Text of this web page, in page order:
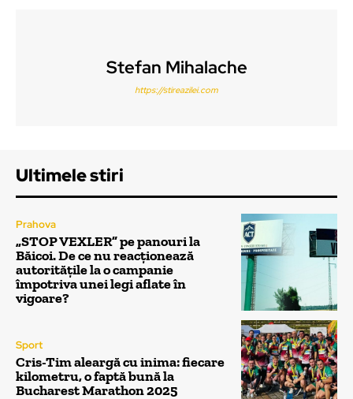
Stefan Mihalache
https://stireazilei.com
Ultimele stiri
Prahova
„STOP VEXLER” pe panouri la
Băicoi. De ce nu reacționează
autoritățile la o campanie
împotriva unei legi aflate în
vigoare?
Sport
Cris-Tim aleargă cu inima: fiecare
kilometru, o faptă bună la
Bucharest Marathon 2025